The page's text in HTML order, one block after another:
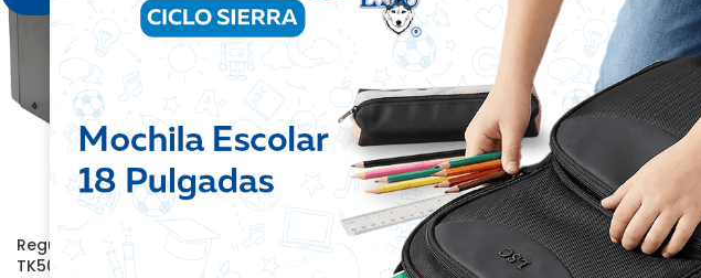
Regulador Automático De Voltaje
TK5000va-2500watts
Cable De Poder De 12v-2 Amp